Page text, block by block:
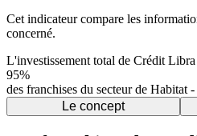
Cet indicateur compare les
concerné.
L'investissement total de Crédit
95%
des franchises du secteur de Habitat
Le concept